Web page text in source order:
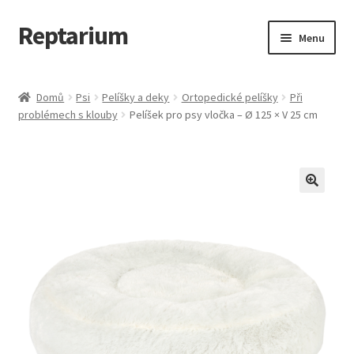
Přeskočit
na
Přejít
k
webu
Reptarium Menu
Košík
Pokladna
Domů Psi Pelíšky a deky Ortopedické pelíšky
Při
problémech s klouby
Pelíšek pro psy vločka – Ø 125 × V 25 cm